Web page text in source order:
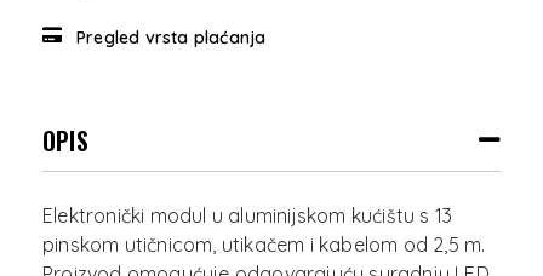
Pregled vrsta plaćanja
OPIS
Elektronički modul u aluminijskom kućištu s 13
pinskom utičnicom, utikačem i kabelom od 2,5 m.